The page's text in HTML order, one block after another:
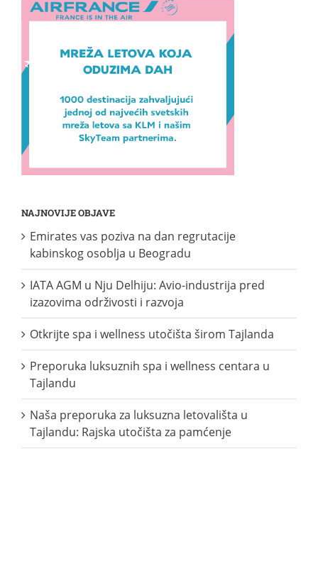
NAJNOVIJE OBJAVE
Emirates vas poziva na dan regrutacije
kabinskog osoblja u Beogradu
IATA AGM u Nju Delhiju: Avio-industrija pred
izazovima održivosti i razvoja
Otkrijte spa i wellness utočišta širom Tajlanda
Preporuka luksuznih spa i wellness centara u
Tajlandu
Naša preporuka za luksuzna letovališta u
Tajlandu: Rajska utočišta za pamćenje